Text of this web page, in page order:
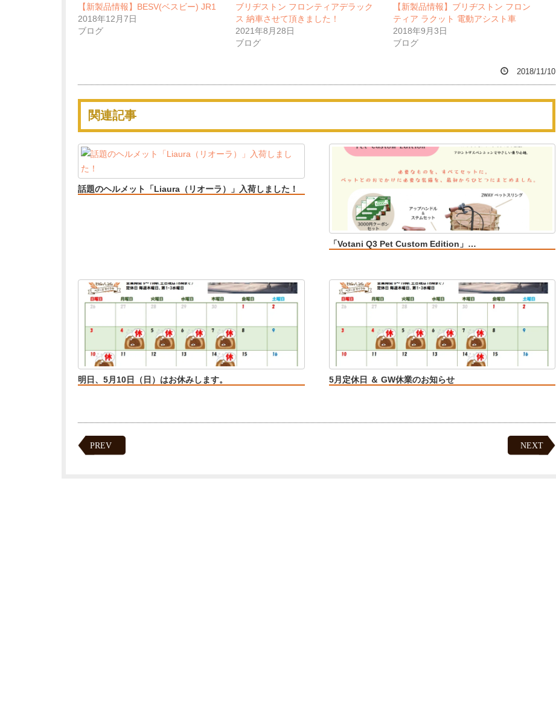
【新製品情報】BESV(ベスビー) JR1
2018年12月7日
ブログ
ブリヂストン フロンティアデラック
ス 納車させて頂きました！
2021年8月28日
ブログ
【新製品情報】ブリヂストン フロン
ティア ラクット 電動アシスト車
2018年9月3日
ブログ
2018/11/10
関連記事
話題のヘルメット「Liaura（リオーラ）」入荷しました！
「Votani Q3 Pet Custom Edition」…
明日、5月10日（日）はお休みします。 5月定休日 ＆ GW休業のお知らせ
PREV NEXT